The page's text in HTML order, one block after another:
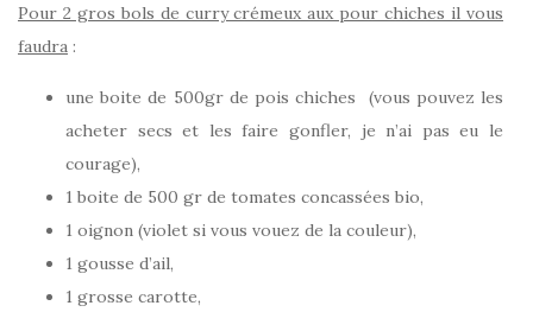
Pour 2 gros bols de curry crémeux aux pour chiches il vous
faudra :
une boite de 500gr de pois chiches (vous pouvez les
acheter secs et les faire gonfler, je n’ai pas eu le
courage),
1 boite de 500 gr de tomates concassées bio,
1 oignon (violet si vous vouez de la couleur),
1 gousse d’ail,
1 grosse carotte,